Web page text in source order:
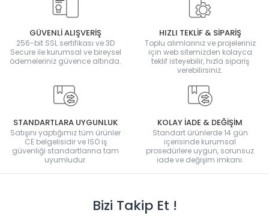
GÜVENLİ ALIŞVERİŞ
256-bit SSL sertifikası ve 3D
Secure ile kurumsal ve bireysel
ödemeleriniz güvence altında.
HIZLI TEKLİF & SİPARİŞ
Toplu alımlarınız ve projeleriniz
için web sitemizden kolayca
teklif isteyebilir, hızla sipariş
verebilirsiniz.
STANDARTLARA UYGUNLUK
Satışını yaptığımız tüm ürünler
CE belgelisidir ve ISO iş
güvenliği standartlarına tam
uyumludur.
KOLAY İADE & DEĞİŞİM
Standart ürünlerde 14 gün
içerisinde kurumsal
prosedürlere uygun, sorunsuz
iade ve değişim imkanı.
Bizi Takip Et !